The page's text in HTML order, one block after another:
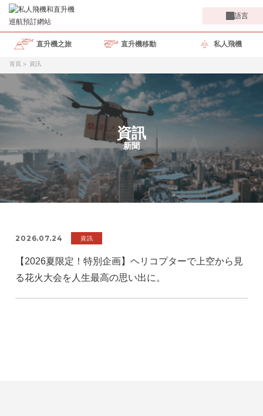
語言
直升機之旅 直升機移動 私人飛機
首頁 資訊
資訊
新聞
2026.07.24 資訊
【2026夏限定！特別企画】ヘリコプターで上空から見
る花火大会を人生最高の思い出に。